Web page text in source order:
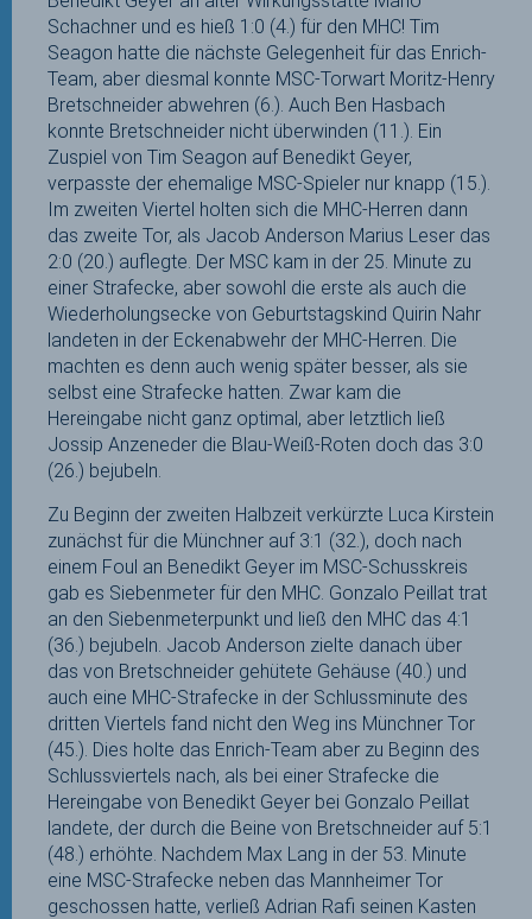
Schachner und es hieß 1:0 (4.) für den MHC! Tim
Seagon hatte die nächste Gelegenheit für das Enrich-
Team, aber diesmal konnte MSC-Torwart Moritz-Henry
Bretschneider abwehren (6.). Auch Ben Hasbach
konnte Bretschneider nicht überwinden (11.). Ein
Zuspiel von Tim Seagon auf Benedikt Geyer,
verpasste der ehemalige MSC-Spieler nur knapp (15.).
Im zweiten Viertel holten sich die MHC-Herren dann
das zweite Tor, als Jacob Anderson Marius Leser das
2:0 (20.) auflegte. Der MSC kam in der 25. Minute zu
einer Strafecke, aber sowohl die erste als auch die
Wiederholungsecke von Geburtstagskind Quirin Nahr
landeten in der Eckenabwehr der MHC-Herren. Die
machten es denn auch wenig später besser, als sie
selbst eine Strafecke hatten. Zwar kam die
Hereingabe nicht ganz optimal, aber letztlich ließ
Jossip Anzeneder die Blau-Weiß-Roten doch das 3:0
(26.) bejubeln.
Zu Beginn der zweiten Halbzeit verkürzte Luca Kirstein
zunächst für die Münchner auf 3:1 (32.), doch nach
einem Foul an Benedikt Geyer im MSC-Schusskreis
gab es Siebenmeter für den MHC. Gonzalo Peillat trat
an den Siebenmeterpunkt und ließ den MHC das 4:1
(36.) bejubeln. Jacob Anderson zielte danach über
das von Bretschneider gehütete Gehäuse (40.) und
auch eine MHC-Strafecke in der Schlussminute des
dritten Viertels fand nicht den Weg ins Münchner Tor
(45.). Dies holte das Enrich-Team aber zu Beginn des
Schlussviertels nach, als bei einer Strafecke die
Hereingabe von Benedikt Geyer bei Gonzalo Peillat
landete, der durch die Beine von Bretschneider auf 5:1
(48.) erhöhte. Nachdem Max Lang in der 53. Minute
eine MSC-Strafecke neben das Mannheimer Tor
geschossen hatte, verließ Adrian Rafi seinen Kasten